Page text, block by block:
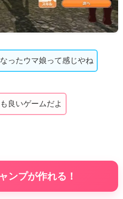
ったウマ娘って感じやね
良いゲームだよ
ンプが作れる！